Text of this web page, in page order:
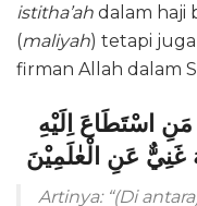
istitha’ah dalam haji
(maliyah) tetapi juga
firman Allah dalam
اسْتَطَاعَ اِلَيْهِ
عَنِ الْعٰلَمِيْنَ
Artinya: “(Di